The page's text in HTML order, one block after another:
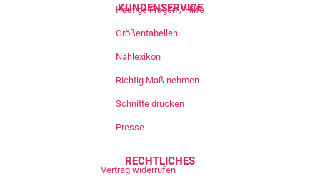
KUNDENSERVICE
Häufige Fragen / Hilfe
Größentabellen
Nählexikon
Richtig Maß nehmen
Schnitte drucken
Presse
RECHTLICHES
Vertrag widerrufen